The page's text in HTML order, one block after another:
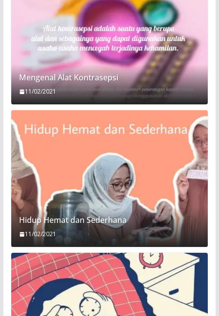
Mengenal Alat Kontrasepsi
11/02/2021
Hidup Hemat dan Sederhana
11/02/2021